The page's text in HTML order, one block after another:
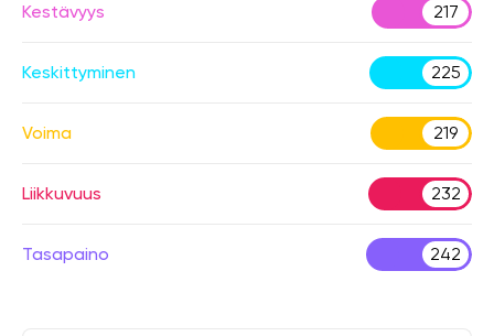
Kestävyys 217
Keskittyminen 225
Voima 219
Liikkuvuus 232
Tasapaino 242